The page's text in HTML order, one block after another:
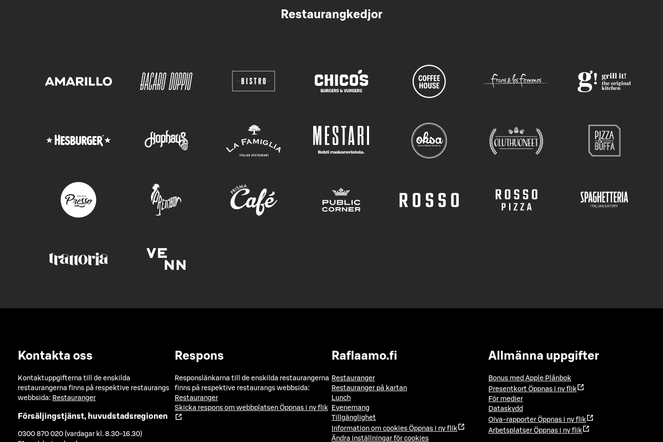
Restaurangkedjor
Kontakta oss
Kontaktuppgifterna till de enskilda
restaurangerna finns på respektive restaurangs
webbsida: Restauranger
Försäljingstjänst, huvudstadsregionen
0300 870 020 (vardagar kl. 8.30-16.30)
Respons
Responslänkarna till de enskilda restaurangerna
finns på respektive restaurangs webbsida:
Restauranger
Skicka respons om webbplatsen Öppnas i ny flik
Raflaamo.fi
Restauranger
Restauranger på kartan
Lunch
Evenemang
Tillgänglighet
Information om cookies Öppnas i ny flik
Ändra inställningar för cookies
Allmänna uppgifter
Bonus med Apple Plånbok
Presentkort Öppnas i ny flik
För medier
Dataskydd
Oiva-rapporter Öppnas i ny flik
Arbetsplatser Öppnas i ny flik